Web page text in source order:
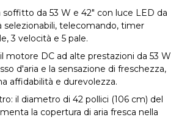
da 53 W e 42" con luce LED da
selezionabili, telecomando, timer
3 velocità e 5 pale.
motore DC ad alte prestazioni da 53 W
d'aria e la sensazione di freschezza,
affidabilità e durevolezza.
il diametro di 42 pollici (106 cm) del
la copertura di aria fresca nella